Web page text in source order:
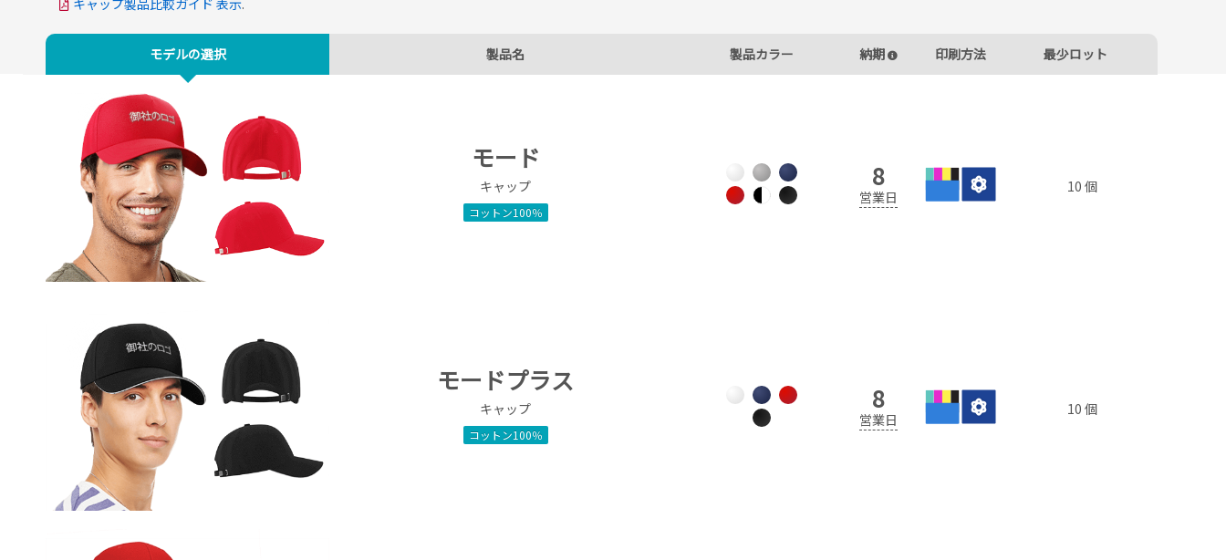
キャップ製品比較ガイド 表示.
モデルの選択 製品名 製品カラー 納期 印刷方法 最少ロット
モード
キャップ
コットン100％
8
営業日
10 個
モードプラス
キャップ
コットン100％
8
営業日
10 個